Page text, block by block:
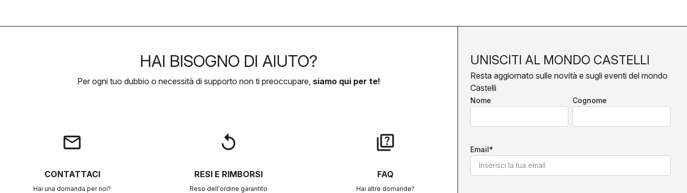
HAI BISOGNO DI AIUTO?
Per ogni tuo dubbio o necessità di supporto non ti preoccupare, siamo qui per te!
email
CONTATTACI
Hai una domanda per noi?
replay
RESI E RIMBORSI
Reso dell'ordine garantito
quiz
FAQ
Hai altre domande?
UNISCITI AL MONDO CASTELLI
Resta aggiornato sulle novità e sugli eventi del mondo
Castelli
Nome Cognome
Email*